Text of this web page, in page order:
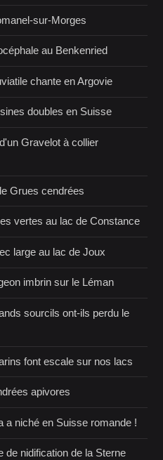
sur-Morges
au Benkenried
chante en Argovie
doubles en Suisse
Gravelot à collier
Grues cendrées
vertes au lac de Constance
large au lac de Joux
imbrin sur le Léman
sourcils ont-ils perdu le
font escale sur nos lacs
apivores
a niché en Suisse romande !
de nidification de la Sterne